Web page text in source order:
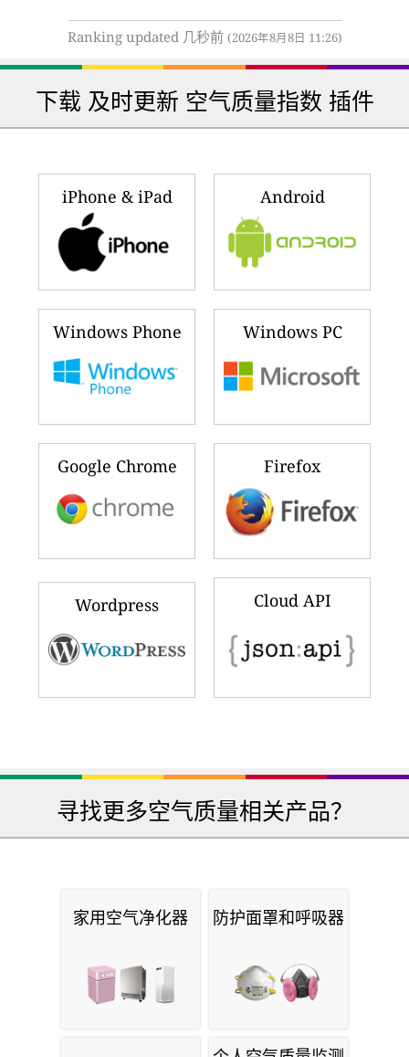
Ranking updated 几秒前 (2026年8月8日 11:26)
下载 及时更新 空气质量指数 插件
iPhone & iPad Android
Windows Phone Windows PC
Google Chrome Firefox
Wordpress Cloud API
寻找更多空气质量相关产品？
家用空气净化器 防护面罩和呼吸器